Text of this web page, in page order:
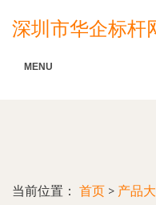
深圳市华企标杆
MENU
当前位置： 首页 > 产品